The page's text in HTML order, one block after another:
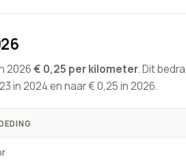
2026€ 0,25 per kilometer. Dit
in 2024 en naar € 0,25 in 2026.